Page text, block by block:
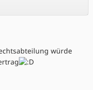
würde